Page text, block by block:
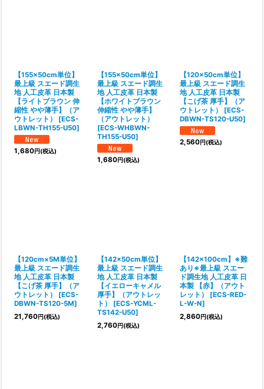
【155×50cm単位】
最上級 スエード調生
地 人工皮革 日本製
【ライトブラウン 伸
縮性 やや薄手】（ア
ウトレット）
[ECS-
LBWN-TH155-U50]
1,680円(税込)
【155×50cm単位】
最上級 スエード調生
地 人工皮革 日本製
【ホワイトブラウン
伸縮性 やや薄手】
（アウトレット）
[ECS-WHBWN-
TH155-U50]
1,680円(税込)
【120×50cm単位】
最上級 スエード調生
地 人工皮革 日本製
【こげ茶 厚手】（ア
ウトレット）
[ECS-
DBWN-TS120-U50]
2,560円(税込)
【120cm×5M単位】
最上級 スエード調生
地 人工皮革 日本製
【こげ茶 厚手】（ア
ウトレット）
[ECS-
DBWN-TS120-5M]
21,760円(税込)
【142×50cm単位】
最上級 スエード調生
地 人工皮革 日本製
【イエローキャメル
厚手】（アウトレッ
ト）
[ECS-YCML-
TS142-U50]
2,760円(税込)
【142×100cm】※難
あり※最上級 スエー
ド調生地 人工皮革 日
本製 【赤】（アウト
レット）
[ECS-RED-
L-W-N]
2,860円(税込)